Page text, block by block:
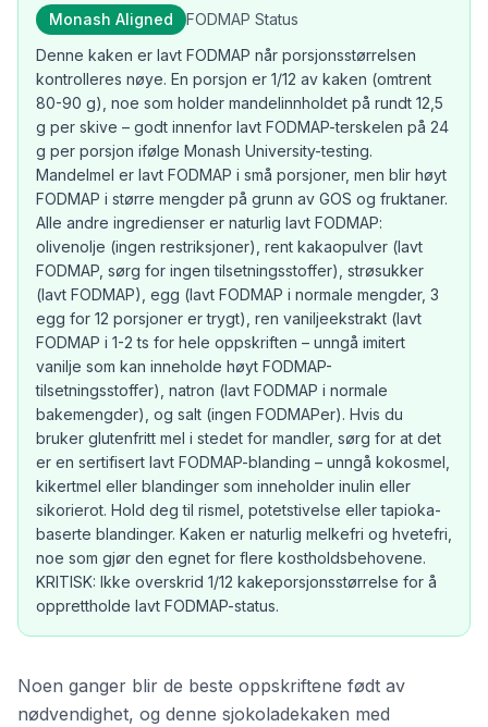
Monash Aligned
FODMAP Status
Denne kaken er lavt FODMAP når porsjonsstørrelsen
kontrolleres nøye. En porsjon er 1/12 av kaken (omtrent
80-90 g), noe som holder mandelinnholdet på rundt 12,5
g per skive – godt innenfor lavt FODMAP-terskelen på 24
g per porsjon ifølge Monash University-testing.
Mandelmel er lavt FODMAP i små porsjoner, men blir høyt
FODMAP i større mengder på grunn av GOS og fruktaner.
Alle andre ingredienser er naturlig lavt FODMAP:
olivenolje (ingen restriksjoner), rent kakaopulver (lavt
FODMAP, sørg for ingen tilsetningsstoffer), strøsukker
(lavt FODMAP), egg (lavt FODMAP i normale mengder, 3
egg for 12 porsjoner er trygt), ren vaniljeekstrakt (lavt
FODMAP i 1-2 ts for hele oppskriften – unngå imitert
vanilje som kan inneholde høyt FODMAP-
tilsetningsstoffer), natron (lavt FODMAP i normale
bakemengder), og salt (ingen FODMAPer). Hvis du
bruker glutenfritt mel i stedet for mandler, sørg for at det
er en sertifisert lavt FODMAP-blanding – unngå kokosmel,
kikertmel eller blandinger som inneholder inulin eller
sikorierot. Hold deg til rismel, potetstivelse eller tapioka-
baserte blandinger. Kaken er naturlig melkefri og hvetefri,
noe som gjør den egnet for flere kostholdsbehovene.
KRITISK: Ikke overskrid 1/12 kakeporsjonsstørrelse for å
opprettholde lavt FODMAP-status.
Noen ganger blir de beste oppskriftene født av
nødvendighet, og denne sjokoladekaken med